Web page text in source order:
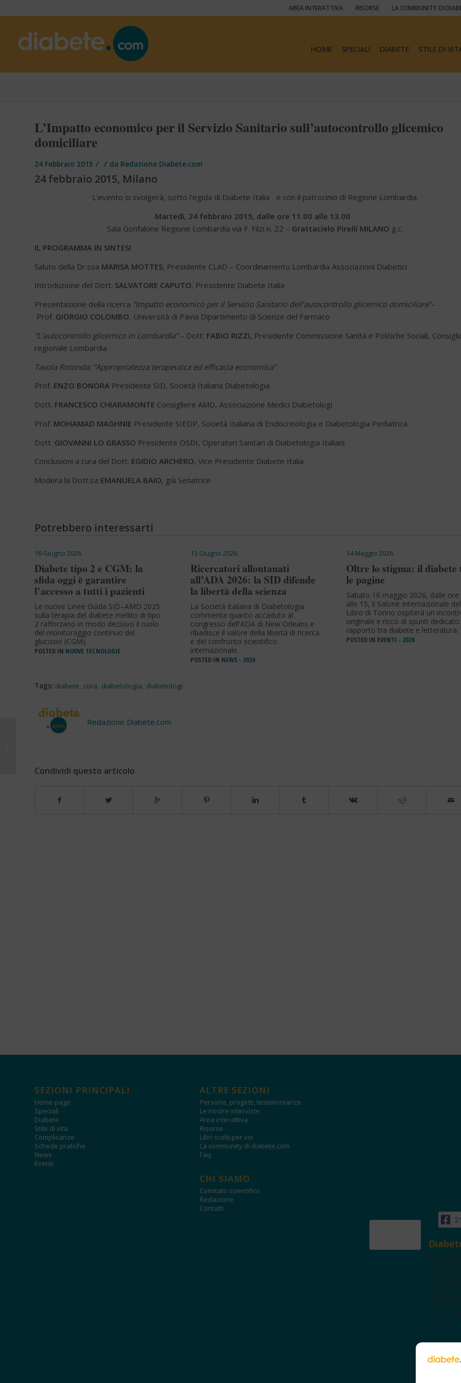
AREA INTERATTIVA RISORSE LA COMMUNITY DI
HOME SPECIALI DIABETE STILE DI
L’Impatto economico per il Servizio Sanitario sull’autocontrollo glicemico
domiciliare
24 Febbraio 2015 / / da Redazione Diabete.com
24 febbraio 2015, Milano
L’evento si svolgerà, sotto l’egida di Diabete Italia e con il patrocinio di Regione Lombardia.
Martedì, 24 febbraio 2015, dalle ore 11.00 alle 13.00
Sala Gonfalone Regione Lombardia via F. Filzi n. 22 – Grattacielo Pirelli MILANO g.c.
IL PROGRAMMA IN SINTESI
Saluto della Dr.ssa MARISA MOTTES, Presidente CLAD – Coordinamento Lombardia Associazioni Diabetici
Introduzione del Dott. SALVATORE CAPUTO, Presidente Diabete Italia
Presentazione della ricerca “Impatto economico per il Servizio Sanitario dell’autocontrollo glicemico domiciliare”–
Prof. GIORGIO COLOMBO, Università di Pavia Dipartimento di Scienze del Farmaco
“L’autocontrollo glicemico in Lombardia”– Dott. FABIO RIZZI, Presidente Commissione Sanità e Politiche Sociali,
regionale Lombardia
Tavola Rotonda: “Appropriatezza terapeutica ed efficacia economica”
Prof. ENZO BONORA Presidente SID, Società Italiana Diabetologia
Dott. FRANCESCO CHIARAMONTE Consigliere AMD, Associazione Medici Diabetologi
Prof. MOHAMAD MAGHNIE Presidente SIEDP, Società Italiana di Endocrinologia e Diabetologia Pediatrica
Dott. GIOVANNI LO GRASSO Presidente OSDI, Operatori Sanitari di Diabetologia Italiani
Conclusioni a cura del Dott. EGIDIO ARCHERO, Vice Presidente Diabete Italia
Modera la Dott.sa EMANUELA BAIO, già Senatrice
Potrebbero interessarti
16 Giugno 2026
Diabete tipo 2 e CGM: la
sfida oggi è garantire
l’accesso a tutti i pazienti
Le nuove Linee Guida SID–AMD 2025
sulla terapia del diabete mellito di tipo
2 rafforzano in modo decisivo il ruolo
del monitoraggio continuo del
glucosio (CGM).
POSTED IN NUOVE TECNOLOGIE
13 Giugno 2026
Ricercatori allontanati
all’ADA 2026: la SID difende
la libertà della scienza
La Società Italiana di Diabetologia
commenta quanto accaduto al
congresso dell'ADA di New Orleans e
ribadisce il valore della libertà di ricerca
e del confronto scientifico
internazionale.
POSTED IN NEWS - 2026
14 Maggio 2026
Oltre lo stigma: il diabete
le pagine
Sabato 16 maggio 2026, dalle ore
alle 15, il Salone Internazionale del
Libro di Torino ospiterà un
originale e ricco di spunti dedicato
rapporto tra diabete e letteratura.
POSTED IN EVENTI - 2026
Tags: diabete, cura, diabetologia, diabetologi
Redazione Diabete.com
Condividi questo articolo
SEZIONI PRINCIPALI
Home page
Speciali
Diabete
Stile di vita
Complicanze
Schede pratiche
News
Eventi
ALTRE SEZIONI
Persone, progetti, testimonianze
Le nostre interviste
Area interattiva
Risorse
Libri scelti per voi
La community di diabete.com
Faq
CHI SIAMO
Comitato scientifico
Redazione
Contatti
Tanti
un'area
dedicata
spazi
e test.
NL per
novità!